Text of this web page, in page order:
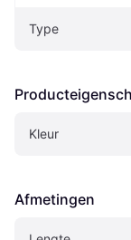
Type
Kleur
Afmetingen